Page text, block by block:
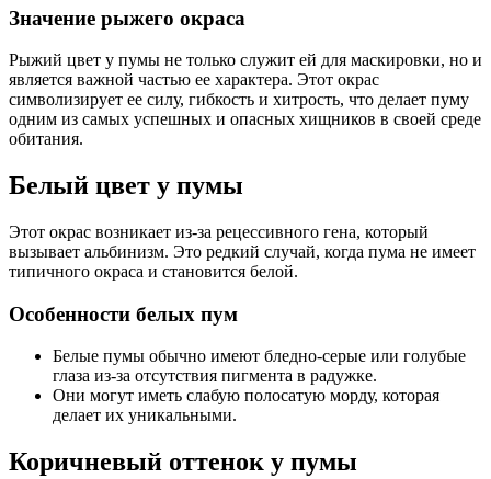
Значение рыжего окраса
Рыжий цвет у пумы не только служит ей для маскировки, но и
является важной частью ее характера. Этот окрас
символизирует ее силу, гибкость и хитрость, что делает пуму
одним из самых успешных и опасных хищников в своей среде
обитания.
Белый цвет у пумы
Этот окрас возникает из-за рецессивного гена, который
вызывает альбинизм. Это редкий случай, когда пума не имеет
типичного окраса и становится белой.
Особенности белых пум
Белые пумы обычно имеют бледно-серые или голубые
глаза из-за отсутствия пигмента в радужке.
Они могут иметь слабую полосатую морду, которая
делает их уникальными.
Коричневый оттенок у пумы